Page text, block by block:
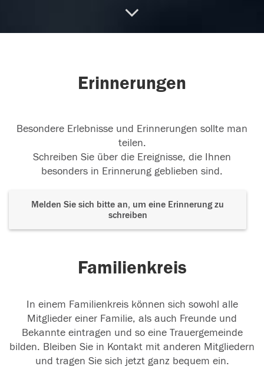
eines engagierten Menschen.
14.10.2017
Wir freuen uns ihn gekannt zu haben
13.10.2017
Erinnerungen
Besondere Erlebnisse und Erinnerungen sollte man
teilen.
Schreiben Sie über die Ereignisse, die Ihnen
besonders in Erinnerung geblieben sind.
Melden Sie sich bitte an, um eine Erinnerung zu
schreiben
Familienkreis
In einem Familienkreis können sich sowohl alle
Mitglieder einer Familie, als auch Freunde und
Bekannte eintragen und so eine Trauergemeinde
bilden. Bleiben Sie in Kontakt mit anderen Mitgliedern
und tragen Sie sich jetzt ganz bequem ein.